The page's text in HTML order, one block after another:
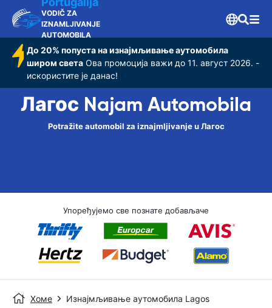
VODIČ ZA
IZNAMLJIVANJE
AUTOMOBILA
До 20% попуста на изнајмљивање аутомобила
широм света Ова промоција важи до 11. август 2026. -
искористите је данас!
Лагос Najam Automobila
Potražite automobil za iznajmljivanje u Лагос
Упоређујемо све познате добављаче
Хоме Изнајмљивање аутомобила Lagos